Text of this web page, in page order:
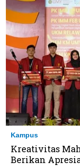
Kampus
Kreativitas
Berikan